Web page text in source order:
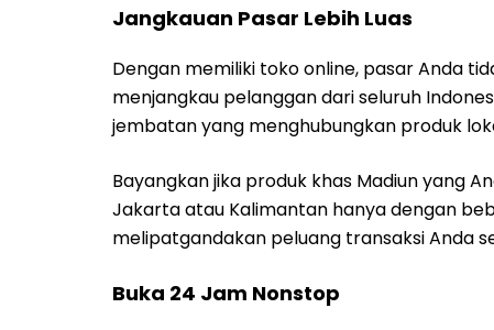
Jangkauan Pasar Lebih Luas
Dengan memiliki toko online, pasar Anda
menjangkau pelanggan dari seluruh
jembatan yang menghubungkan produk
Bayangkan jika produk khas Madiun yang
Jakarta atau Kalimantan hanya dengan
melipatgandakan peluang transaksi Anda
Buka 24 Jam Nonstop